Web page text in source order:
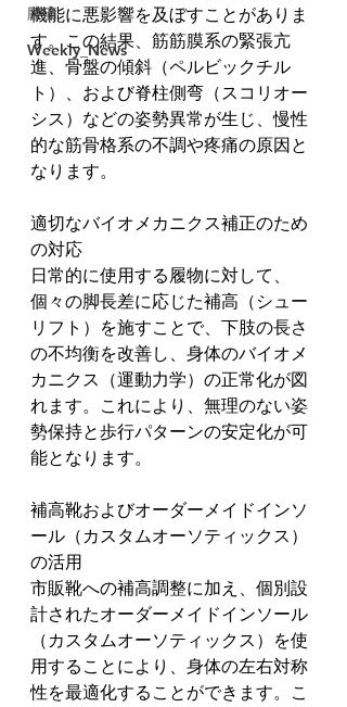
膝痛
Weekly_News
機能に悪影響を及ぼすことがありま
す。この結果、筋筋膜系の緊張亢
進、骨盤の傾斜（ペルビックチル
ト）、および脊柱側弯（スコリオー
シス）などの姿勢異常が生じ、慢性
的な筋骨格系の不調や疼痛の原因と
なります。
適切なバイオメカニクス補正のため
の対応
日常的に使用する履物に対して、
個々の脚長差に応じた補高（シュー
リフト）を施すことで、下肢の長さ
の不均衡を改善し、身体のバイオメ
カニクス（運動力学）の正常化が図
れます。これにより、無理のない姿
勢保持と歩行パターンの安定化が可
能となります。
補高靴およびオーダーメイドインソ
ール（カスタムオーソティックス）
の活用
市販靴への補高調整に加え、個別設
計されたオーダーメイドインソール
（カスタムオーソティックス）を使
用することにより、身体の左右対称
性を最適化することができます。こ